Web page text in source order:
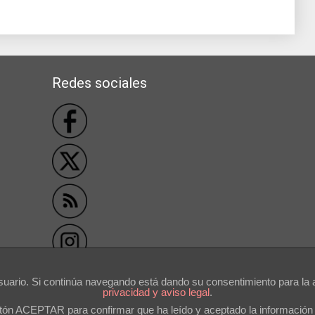
Redes sociales
Si continúa navegando está dando su consentimiento para
privacidad y aviso legal.
ACEPTAR para confirmar que ha leído y aceptado la